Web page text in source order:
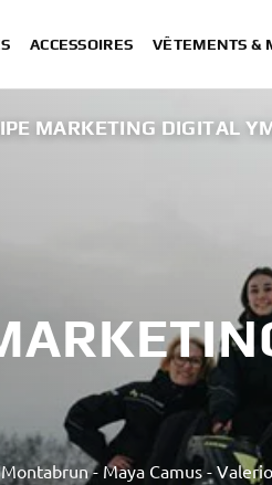
ACCESSOIRES VÊTEMENTS &
MARKETING DIGITAL
- Maya Camus -